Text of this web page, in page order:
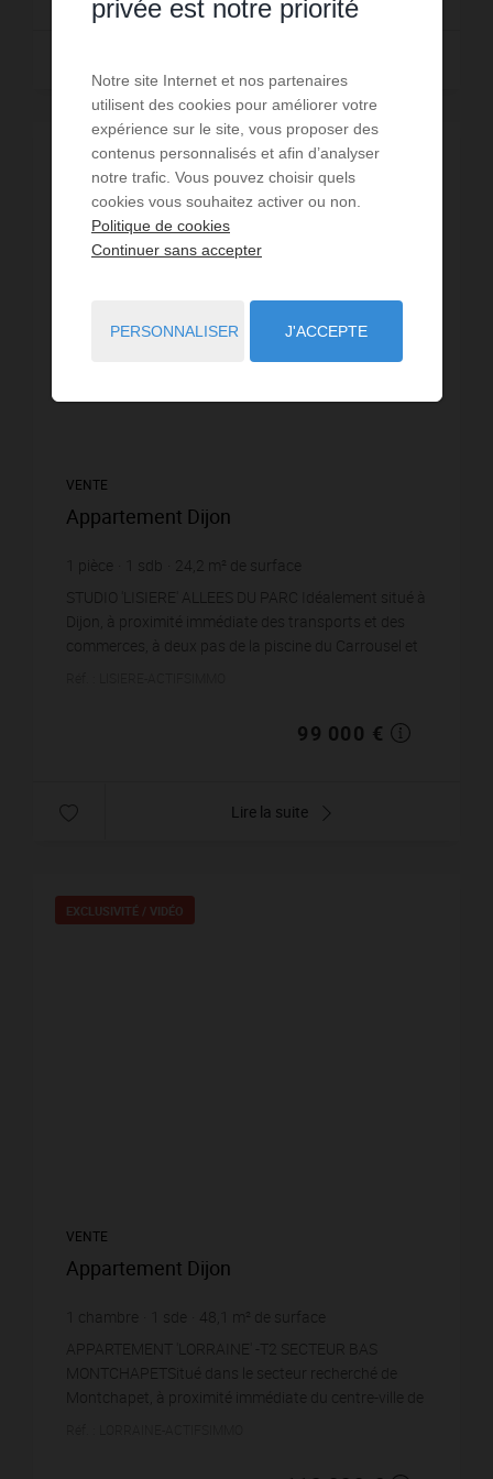
EXCLUSIVITÉ /VIDÉO
VENTE
Appartement Dijon
pièce sdb 24,2 m² de surface
4 090,91 €prix / m²
STUDIO 'LISIERE' ALLEES DU PARC Idéalement situé à
Dijon, à proximité immédiate des transports et des
commerces, à deux pas de la piscine du Carrousel et
99 000 €
Lire la suite
EXCLUSIVITÉ / VIDÉO
VENTE
Appartement Dijon
chambre sde 48,1
m² de surface
2 453,22 € prix / m²
APPARTEMENT 'LORRAINE' -T2 SECTEUR BAS
MONTCHAPETSitué dans le secteur recherché de
Montchapet, à proximité immédiate du centre-ville de
privée est notre priorité
Notre site Internet et nos partenaires
utilisent des cookies pour améliorer votre
expérience sur le site, vous proposer des
contenus personnalisés et afin d’analyser
notre trafic. Vous pouvez choisir quels
cookies vous souhaitez activer ou non.
Politique de cookies
Continuer sans accepter
PERSONNALISER J'ACCEPTE